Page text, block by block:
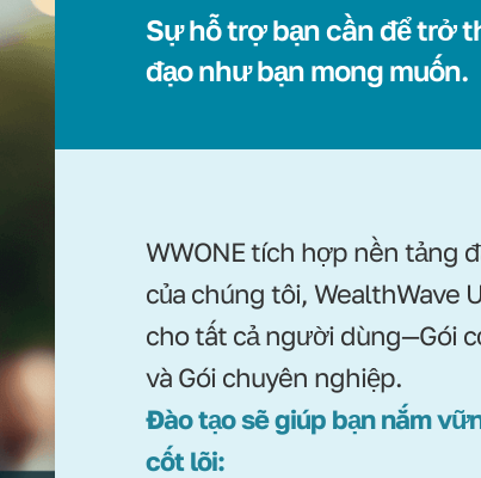
Sự hỗ trợ bạn cần để trở
đạo như bạn mong muốn.
WWONE tích hợp nền tảng
của chúng tôi, WealthWave
cho tất cả người dùng—Gói
và Gói chuyên nghiệp.
Đào tạo sẽ giúp bạn nắm
cốt lõi: